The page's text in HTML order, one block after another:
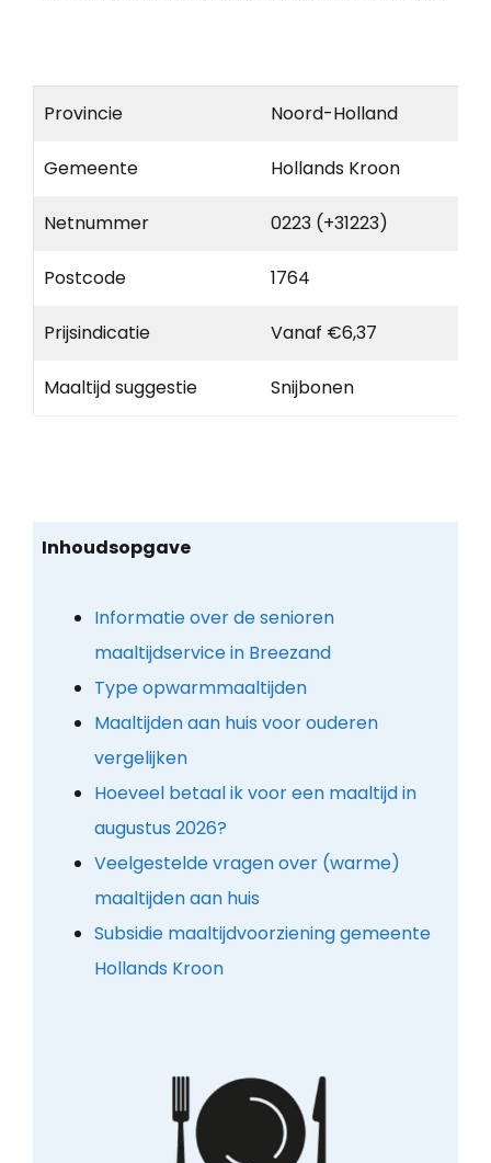
Provincie Noord-Holland
Gemeente Hollands Kroon
Netnummer 0223 (+31223)
Postcode 1764
Prijsindicatie Vanaf €6,37
Maaltijd suggestie Snijbonen
Inhoudsopgave
Informatie over de senioren
maaltijdservice in Breezand
Type opwarmmaaltijden
Maaltijden aan huis voor ouderen
vergelijken
Hoeveel betaal ik voor een maaltijd in
augustus 2026?
Veelgestelde vragen over (warme)
maaltijden aan huis
Subsidie maaltijdvoorziening gemeente
Hollands Kroon